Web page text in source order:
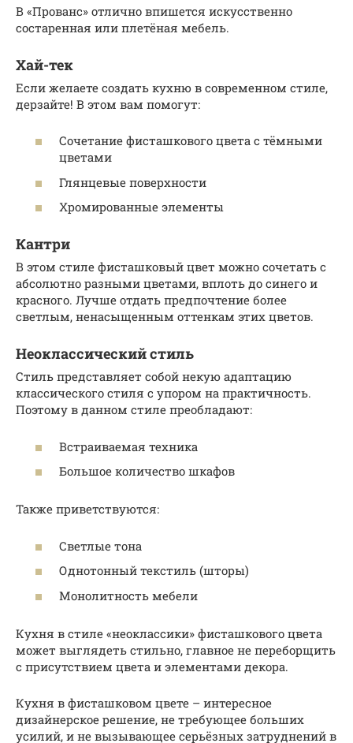
В «Прованс» отлично впишется искусственно
состаренная или плетёная мебель.
Хай-тек
Если желаете создать кухню в современном стиле,
дерзайте! В этом вам помогут:
Сочетание фисташкового цвета с тёмными
цветами
Глянцевые поверхности
Хромированные элементы
Кантри
В этом стиле фисташковый цвет можно сочетать с
абсолютно разными цветами, вплоть до синего и
красного. Лучше отдать предпочтение более
светлым, ненасыщенным оттенкам этих цветов.
Неоклассический стиль
Стиль представляет собой некую адаптацию
классического стиля с упором на практичность.
Поэтому в данном стиле преобладают:
Встраиваемая техника
Большое количество шкафов
Также приветствуются:
Светлые тона
Однотонный текстиль (шторы)
Монолитность мебели
Кухня в стиле «неоклассики» фисташкового цвета
может выглядеть стильно, главное не переборщить
с присутствием цвета и элементами декора.
Кухня в фисташковом цвете – интересное
дизайнерское решение, не требующее больших
усилий, и не вызывающее серьёзных затруднений в